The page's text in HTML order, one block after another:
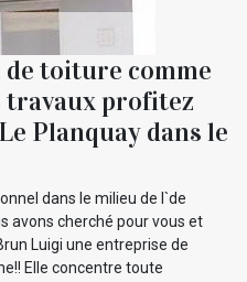
toiture comme
profitez
Planquay dans le
dans le milieu de l`de
avons cherché pour vous et
Luigi une entreprise de
Elle concentre toute